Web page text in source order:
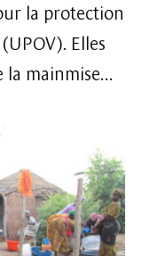
la protection
Elles
mainmise...